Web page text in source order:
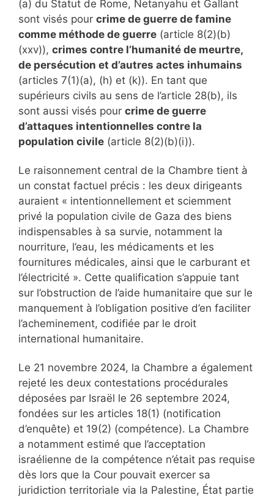
(a) du Statut de Rome, Netanyahu et Gallant
sont visés pour crime de guerre de famine
comme méthode de guerre (article 8(2)(b)
(xxv)), crimes contre l’humanité de meurtre,
de persécution et d’autres actes inhumains
(articles 7(1)(a), (h) et (k)). En tant que
supérieurs civils au sens de l’article 28(b), ils
sont aussi visés pour crime de guerre
d’attaques intentionnelles contre la
population civile (article 8(2)(b)(i)).
Le raisonnement central de la Chambre tient à
un constat factuel précis : les deux dirigeants
auraient « intentionnellement et sciemment
privé la population civile de Gaza des biens
indispensables à sa survie, notamment la
nourriture, l’eau, les médicaments et les
fournitures médicales, ainsi que le carburant et
l’électricité ». Cette qualification s’appuie tant
sur l’obstruction de l’aide humanitaire que sur le
manquement à l’obligation positive d’en faciliter
l’acheminement, codifiée par le droit
international humanitaire.
Le 21 novembre 2024, la Chambre a également
rejeté les deux contestations procédurales
déposées par Israël le 26 septembre 2024,
fondées sur les articles 18(1) (notification
d’enquête) et 19(2) (compétence). La Chambre
a notamment estimé que l’acceptation
israélienne de la compétence n’était pas requise
dès lors que la Cour pouvait exercer sa
juridiction territoriale via la Palestine, État partie